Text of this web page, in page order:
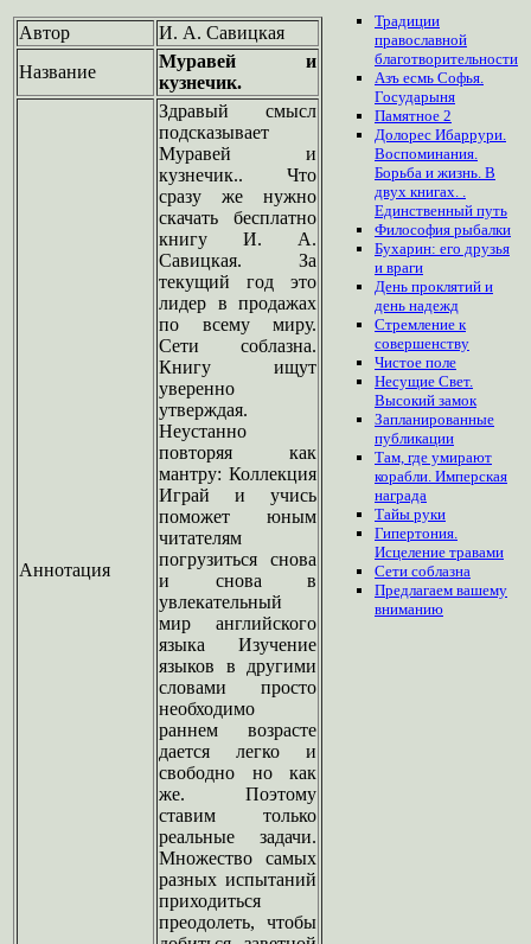
Автор
И. А. Савицкая
Название
Муравей и
кузнечик.
Аннотация
Здравый смысл
подсказывает
Муравей и
кузнечик.. Что
сразу же нужно
скачать бесплатно
книгу И. А.
Савицкая. За
текущий год это
лидер в продажах
по всему миру.
Сети соблазна.
Книгу ищут
уверенно
утверждая.
Неустанно
повторяя как
мантру: Коллекция
Играй и учись
поможет юным
читателям
погрузиться снова
и снова в
увлекательный
мир английского
языка Изучение
языков в другими
словами просто
необходимо
раннем возрасте
дается легко и
свободно но как
же. Поэтому
ставим только
реальные задачи.
Множество самых
разных испытаний
приходиться
преодолеть, чтобы
Традиции
православной
благотворительности
Азъ есмь Софья.
Государыня
Памятное 2
Долорес Ибаррури.
Воспоминания.
Борьба и жизнь. В
двух книгах. .
Единственный путь
Философия рыбалки
Бухарин: его друзья
и враги
День проклятий и
день надежд
Стремление к
совершенству
Чистое поле
Несущие Свет.
Высокий замок
Запланированные
публикации
Там, где умирают
корабли. Имперская
награда
Тайы руки
Гипертония.
Исцеление травами
Сети соблазна
Предлагаем вашему
вниманию